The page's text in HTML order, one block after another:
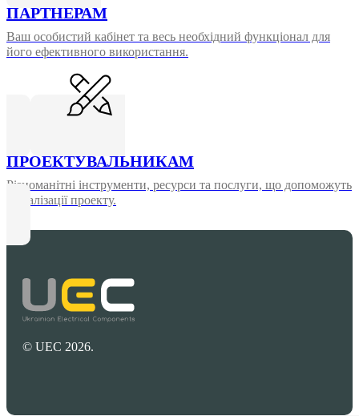
ПАРТНЕРАМ
Ваш особистий кабінет та весь необхідний функціонал для
його ефективного використання.
ПРОЕКТУВАЛЬНИКАМ
Різноманітні інструменти, ресурси та послуги, що допоможуть
у реалізації проекту.
© UEC 2026.